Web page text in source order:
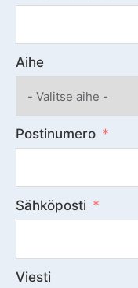
Aihe
Postinumero
Sähköposti
Viesti